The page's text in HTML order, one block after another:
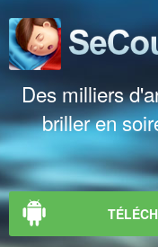
Des milliers
briller en